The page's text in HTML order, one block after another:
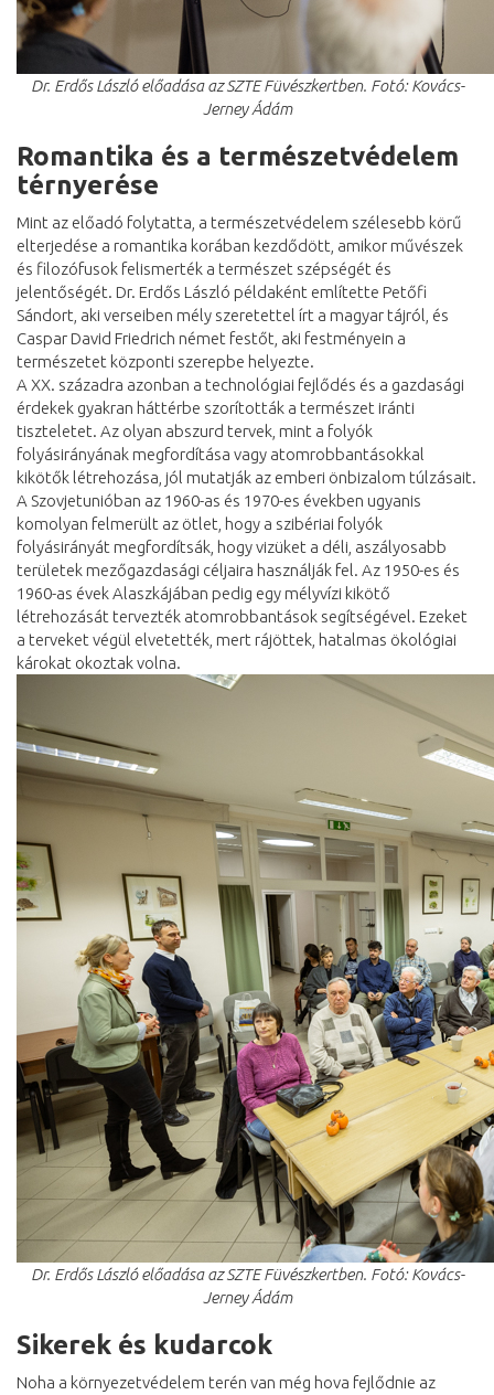
Dr. Erdős László előadása az SZTE Füvészkertben. Fotó: Kovács-
Jerney Ádám
Romantika és a természetvédelem
térnyerése
Mint az előadó folytatta, a természetvédelem szélesebb körű
elterjedése a romantika korában kezdődött, amikor művészek
és filozófusok felismerték a természet szépségét és
jelentőségét. Dr. Erdős László példaként említette Petőfi
Sándort, aki verseiben mély szeretettel írt a magyar tájról, és
Caspar David Friedrich német festőt, aki festményein a
természetet központi szerepbe helyezte.
A XX. századra azonban a technológiai fejlődés és a gazdasági
érdekek gyakran háttérbe szorították a természet iránti
tiszteletet. Az olyan abszurd tervek, mint a folyók
folyásirányának megfordítása vagy atomrobbantásokkal
kikötők létrehozása, jól mutatják az emberi önbizalom túlzásait.
A Szovjetunióban az 1960-as és 1970-es években ugyanis
komolyan felmerült az ötlet, hogy a szibériai folyók
folyásirányát megfordítsák, hogy vizüket a déli, aszályosabb
területek mezőgazdasági céljaira használják fel. Az 1950-es és
1960-as évek Alaszkájában pedig egy mélyvízi kikötő
létrehozását tervezték atomrobbantások segítségével. Ezeket
a terveket végül elvetették, mert rájöttek, hatalmas ökológiai
károkat okoztak volna.
Dr. Erdős László előadása az SZTE Füvészkertben. Fotó: Kovács-
Jerney Ádám
Sikerek és kudarcok
Noha a környezetvédelem terén van még hova fejlődnie az